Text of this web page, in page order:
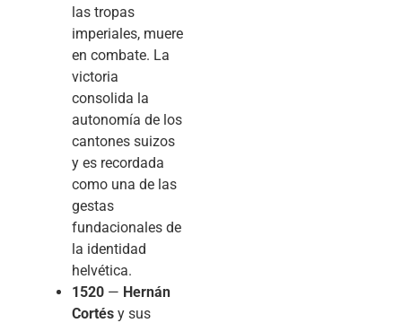
las tropas
imperiales, muere
en combate. La
victoria
consolida la
autonomía de los
cantones suizos
y es recordada
como una de las
gestas
fundacionales de
la identidad
helvética.
1520 — Hernán
Cortés y sus